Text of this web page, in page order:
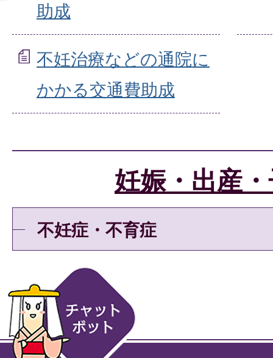
助成
不妊治療などの通院に
かかる交通費助成
妊娠・出産
不妊症・不育症